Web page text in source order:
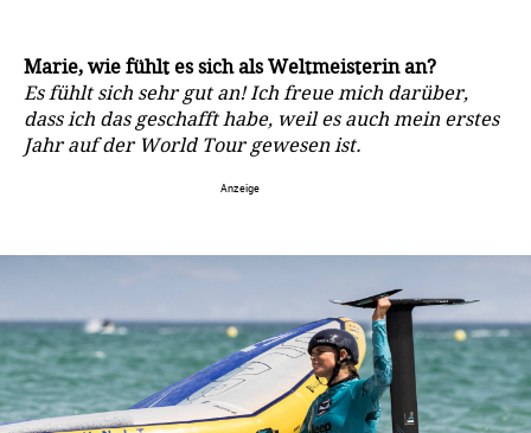
Marie, wie fühlt es sich als Weltmeisterin an?
Es fühlt sich sehr gut an! Ich freue mich darüber,
dass ich das geschafft habe, weil es auch mein erstes
Jahr auf der World Tour gewesen ist.